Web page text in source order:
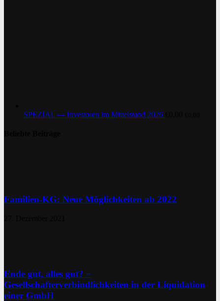
SPEZIAL — Investoren im Mittelstand 2026
Familien-KG: Neue Möglichkeiten ab 2022
Ende gut, alles gut? −
Gesellschafterverbindlichkeiten in der Liquidation
einer GmbH